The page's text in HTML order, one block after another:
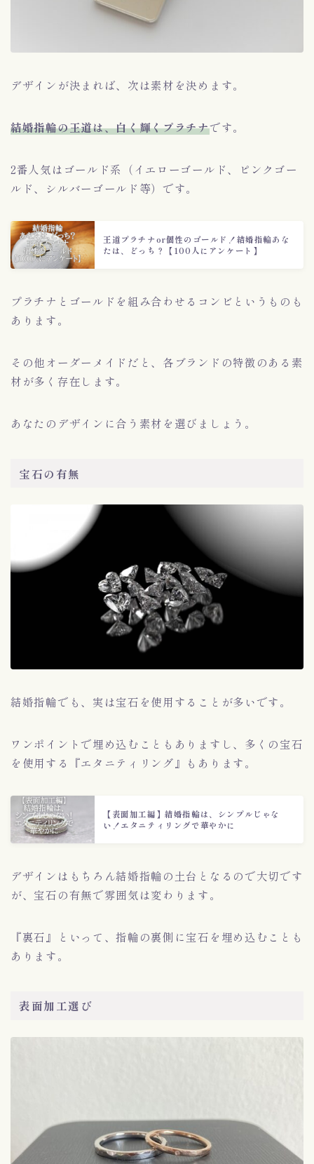
デザインが決まれば、次は素材を決めます。
結婚指輪の王道は、白く輝くプラチナです。
2番人気はゴールド系（イエローゴールド、ピンクゴー
ルド、シルバーゴールド等）です。
王道プラチナor個性のゴールド！結婚指輪あな
たは、どっち？【100人にアンケート】
プラチナとゴールドを組み合わせるコンビというものも
あります。
その他オーダーメイドだと、各ブランドの特徴のある素
材が多く存在します。
あなたのデザインに合う素材を選びましょう。
宝石の有無
結婚指輪でも、実は宝石を使用することが多いです。
ワンポイントで埋め込むこともありますし、多くの宝石
を使用する『エタニティリング』もあります。
【表面加工編】結婚指輪は、シンプルじゃな
い！エタニティリングで華やかに
デザインはもちろん結婚指輪の土台となるので大切です
が、宝石の有無で雰囲気は変わります。
『裏石』といって、指輪の裏側に宝石を埋め込むことも
あります。
表面加工選び